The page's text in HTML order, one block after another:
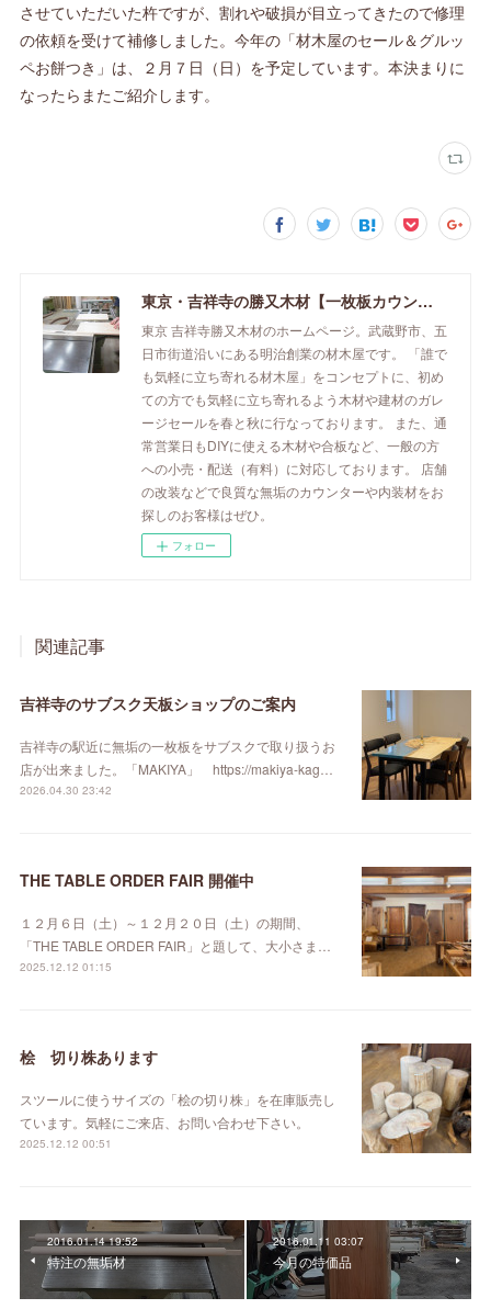
させていただいた杵ですが、割れや破損が目立ってきたので修理
の依頼を受けて補修しました。今年の「材木屋のセール＆グルッ
ペお餅つき」は、２月７日（日）を予定しています。本決まりに
なったらまたご紹介します。
東京・吉祥寺の勝又木材【一枚板カウンター】
東京 吉祥寺勝又木材のホームページ。武蔵野市、五
日市街道沿いにある明治創業の材木屋です。 「誰で
も気軽に立ち寄れる材木屋」をコンセプトに、初め
ての方でも気軽に立ち寄れるよう木材や建材のガレ
ージセールを春と秋に行なっております。 また、通
常営業日もDIYに使える木材や合板など、一般の方
への小売・配送（有料）に対応しております。 店舗
の改装などで良質な無垢のカウンターや内装材をお
探しのお客様はぜひ。
フォロー
関連記事
吉祥寺のサブスク天板ショップのご案内
吉祥寺の駅近に無垢の一枚板をサブスクで取り扱うお
店が出来ました。「MAKIYA」 https://makiya-kag…
2026.04.30 23:42
THE TABLE ORDER FAIR 開催中
１２月６日（土）～１２月２０日（土）の期間、
「THE TABLE ORDER FAIR」と題して、大小さま…
2025.12.12 01:15
桧 切り株あります
スツールに使うサイズの「桧の切り株」を在庫販売し
ています。気軽にご来店、お問い合わせ下さい。
2025.12.12 00:51
2016.01.14 19:52
特注の無垢材
2016.01.11 03:07
今月の特価品